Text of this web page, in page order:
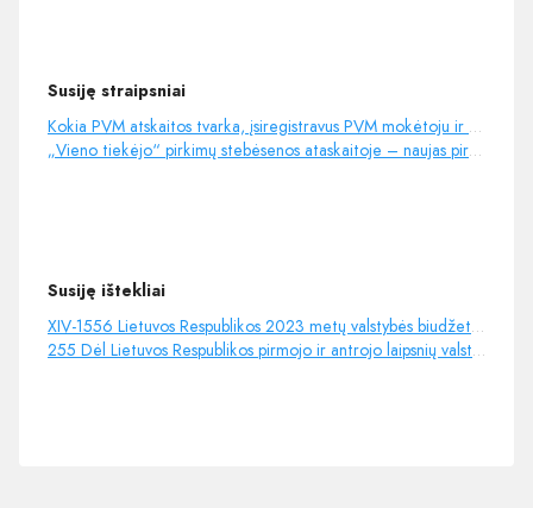
Susiję straipsniai
Kokia PVM atskaitos tvarka, įsiregistravus PVM mokėtoju ir nusipirkus elektromobilį?
„Vieno tiekėjo“ pirkimų stebėsenos ataskaitoje – naujas pirkimų konkurencingumo rodiklis
Susiję ištekliai
XIV-1556 Lietuvos Respublikos 2023 metų valstybės biudžeto ir savivaldybių biudžetų finansinių rodiklių pa...
255 Dėl Lietuvos Respublikos pirmojo ir antrojo laipsnių valstybinių pensijų skyrimo ir mokėjimo nuos...